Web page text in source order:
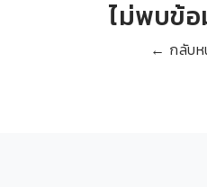
ไม่พบข้
← กลับห